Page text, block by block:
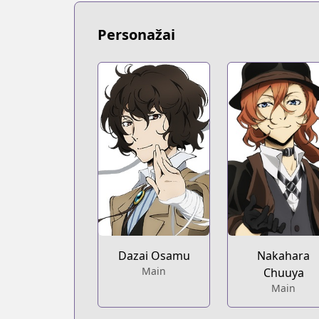
Personažai
Dazai Osamu
Main
Nakahara
Chuuya
Main